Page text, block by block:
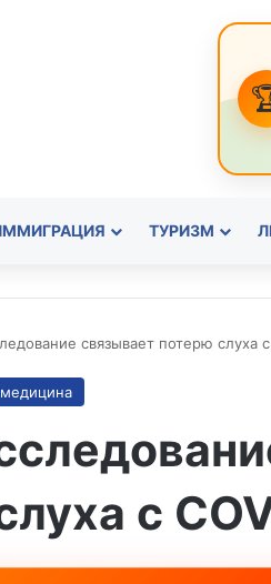
ТУРИЗМ
связывает потерю слуха
медицина
с